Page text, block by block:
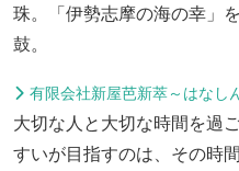
珠。「伊勢志摩の海の幸」
鼓。
有限会社新屋芭新萃～はなし
大切な人と大切な時間を過
すいが目指すのは、その時